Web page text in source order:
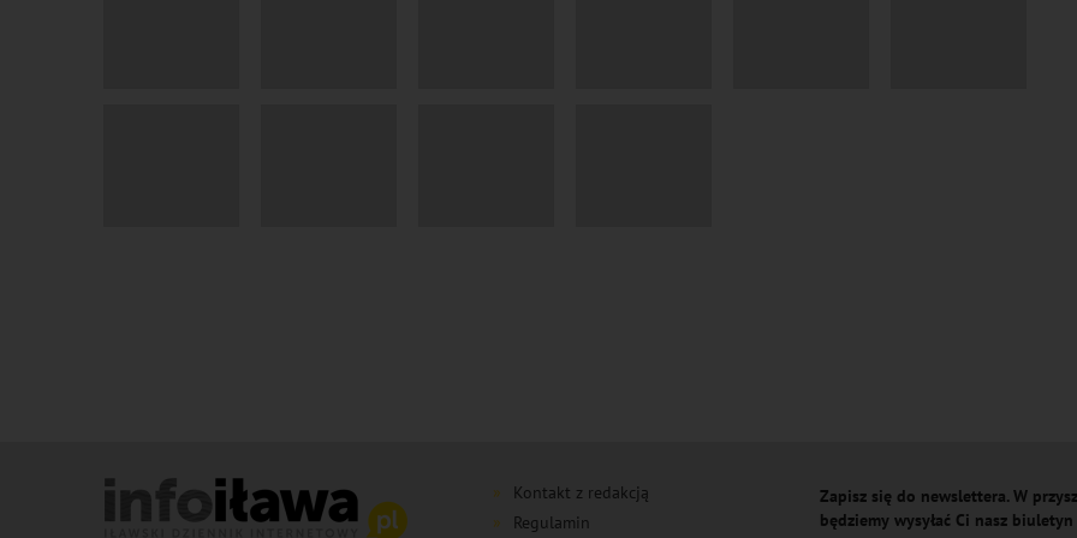
Kontakt z redakcją
Regulamin
Zapisz się do newslettera. W
będziemy wysyłać Ci nasz biuletyn